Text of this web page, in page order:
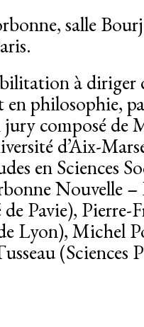
salle
à
en philosophie,
composé de
d’Aix-
en Sciences
Nouvelle –
Pavie), Pierre-
Lyon), Michel
(Sciences